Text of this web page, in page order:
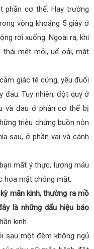
cơ thể. Hay trường
vòng khoảng 5 giây ở
rơi xuống. Ngoài ra, khi
mệt mỏi, uể oải, mặt
giác tê cứng, yếu đuối
đau. Tuy nhiên, đột quỵ ở
và đau ở phần cơ thể bị
triệu chứng buồn nôn
sau, ở phần vai và cánh
mất ý thực, lượng máu
hoa mặt chóng mặt.
mãn kinh, thường ra mồ
là những dấu hiệu báo
kinh.
sau một đêm không ngủ